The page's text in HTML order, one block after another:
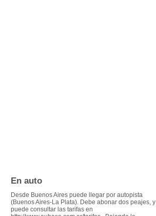
En auto
Desde Buenos Aires puede llegar por autopista
(Buenos Aires-La Plata). Debe abonar dos peajes, y
puede consultar las tarifas en